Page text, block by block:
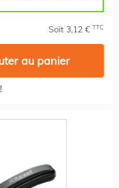
Soit 3,12 € TTC
au panier